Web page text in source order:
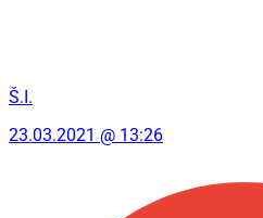
Š.I.
23.03.2021 @ 13:26